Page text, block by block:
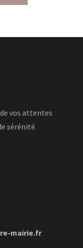
vos attentes
sérénité.
mairie.fr